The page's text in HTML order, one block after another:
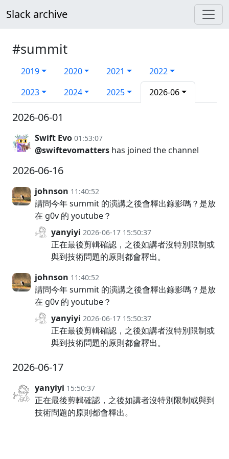
Slack archive
#summit
2019 2020 2021
2022
2023
2024 2025 2026-06
2026-06-01
Swift Evo 01:53:07
@swiftevomatters has joined the channel
2026-06-16
johnson 11:40:52
請問今年 summit 的演講之後會釋出錄影嗎？是放
在 g0v 的 youtube？
yanyiyi 2026-06-17 15:50:37
正在最後剪輯確認，之後如講者沒特別限制或
與到技術問題的原則都會釋出。
johnson 11:40:52
請問今年 summit 的演講之後會釋出錄影嗎？是放
在 g0v 的 youtube？
yanyiyi 2026-06-17 15:50:37
正在最後剪輯確認，之後如講者沒特別限制或
與到技術問題的原則都會釋出。
2026-06-17
yanyiyi 15:50:37
正在最後剪輯確認，之後如講者沒特別限制或與到
技術問題的原則都會釋出。